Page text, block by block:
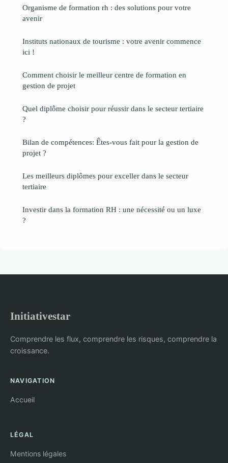
Organisme de formation rh : des solutions pour votre
avenir
Instituts nationaux de tourisme : votre avenir commence
ici !
Comment choisir le meilleur centre de formation en
gestion de projet
Quel diplôme choisir pour réussir dans le secteur tertiaire
?
Bilan de compétences: Êtes-vous fait pour la gestion de
projet ?
Les meilleurs diplômes pour exceller dans le secteur
tertiaire
Investir dans la formation RH : une nécessité ou un luxe
?
Initiativestar
Comprendre les flux, comprendre les risques, comprendre la
croissance.
NAVIGATION
Accueil
LÉGAL
Mentions légales